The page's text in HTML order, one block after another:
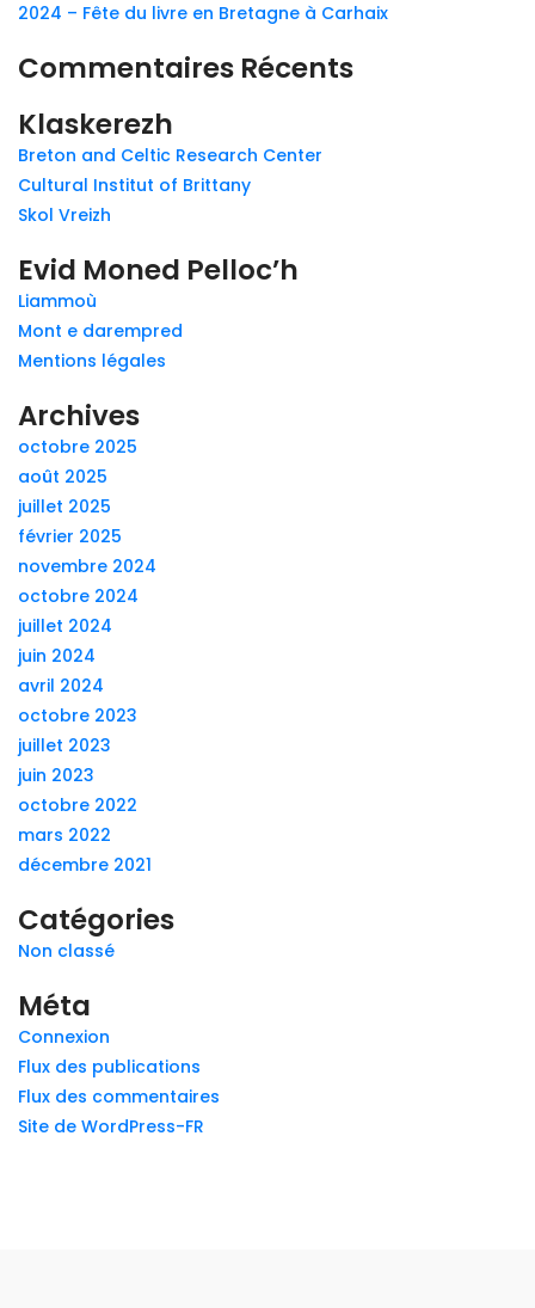
2024 – Fête du livre en Bretagne à Carhaix
Commentaires Récents
Klaskerezh
Breton and Celtic Research Center
Cultural Institut of Brittany
Skol Vreizh
Evid Moned Pelloc’h
Liammoù
Mont e darempred
Mentions légales
Archives
octobre 2025
août 2025
juillet 2025
février 2025
novembre 2024
octobre 2024
juillet 2024
juin 2024
avril 2024
octobre 2023
juillet 2023
juin 2023
octobre 2022
mars 2022
décembre 2021
Catégories
Non classé
Méta
Connexion
Flux des publications
Flux des commentaires
Site de WordPress-FR